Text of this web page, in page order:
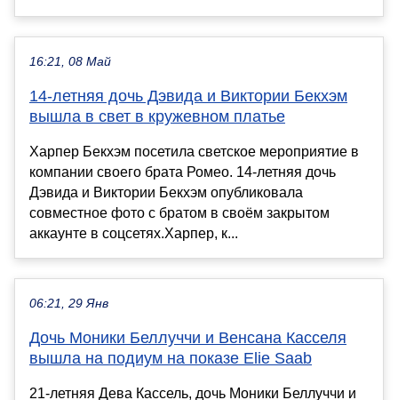
16:21, 08 Май
14-летняя дочь Дэвида и Виктории Бекхэм
вышла в свет в кружевном платье
Харпер Бекхэм посетила светское мероприятие в
компании своего брата Ромео. 14-летняя дочь
Дэвида и Виктории Бекхэм опубликовала
совместное фото с братом в своём закрытом
аккаунте в соцсетях.Харпер, к...
06:21, 29 Янв
Дочь Моники Беллуччи и Венсана Касселя
вышла на подиум на показе Elie Saab
21-летняя Дева Кассель, дочь Моники Беллуччи и